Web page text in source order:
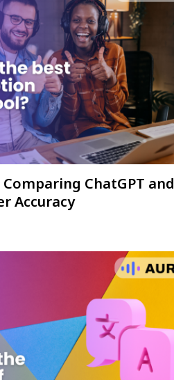
ChatGPT and
Accuracy